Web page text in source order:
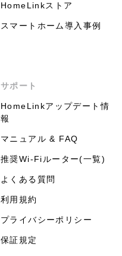
HomeLinkストア
スマートホーム導入事例
サポート
HomeLinkアップデート情
報
マニュアル & FAQ
推奨Wi-Fiルーター(一覧)
よくある質問
利用規約
プライバシーポリシー
保証規定